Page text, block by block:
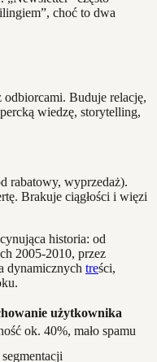
choć to dwa
Buduje relację,
wiedzę, storytelling,
rabatowy, wyprzedaż).
Brakuje ciągłości i więzi
historia: od
2005-2010, przez
dynamicznych treści,
użytkownika
ok. 40%, mało spamu